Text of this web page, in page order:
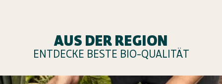
AUS DER REGION
ENTDECKE BESTE BIO-QUALITÄT